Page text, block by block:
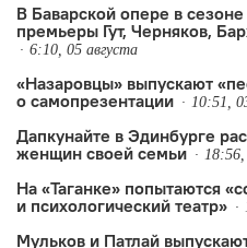
В Баварской опере в
премьеры Гут, Черняков,
6:10, 05 августа
«Назаровцы» выпускают
о самопрезентации
10:51,
Дапкунайте в Эдинбурге
женщин своей семьи
На «Таганке» попытаются
и психологический театр»
Мульков и Патлай